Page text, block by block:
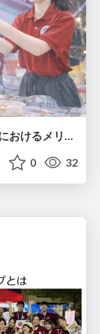
4種類のインターンシッププログラムにおけるメリット・デメリットの比較分析と学生の成長過程に関する考察
0 32